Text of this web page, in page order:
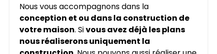
Nous vous accompagnons dans la
conception et ou dans la construction de
votre maison. Sivous avez déjà les plans
nous réaliserons uniquement la